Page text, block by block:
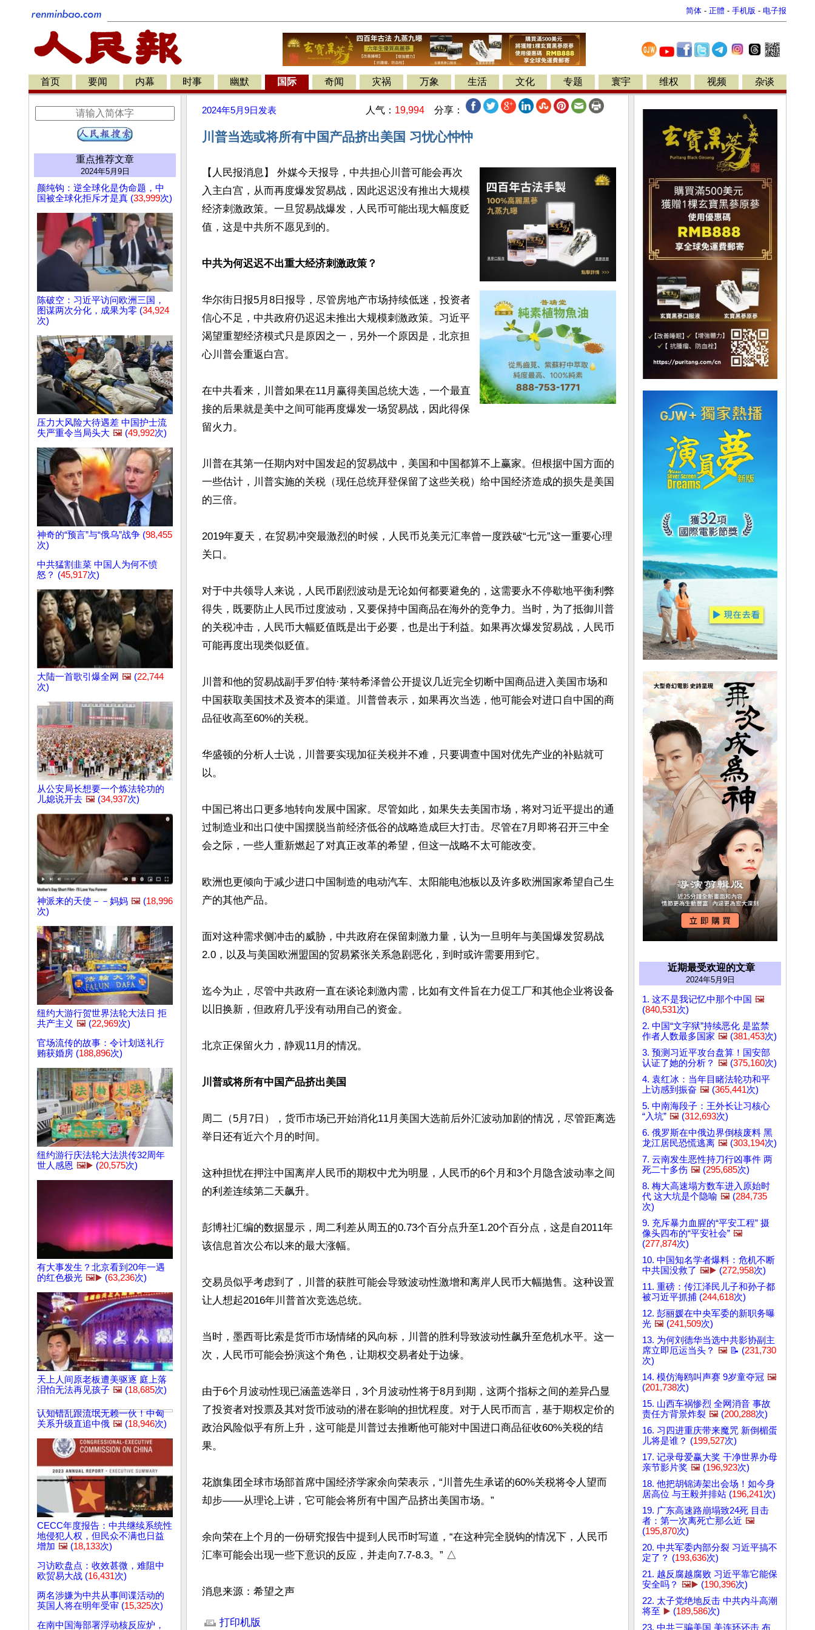
简体 - 正體 - 手机版 - 电子报
首页 要闻 内幕 时事 幽默 国际 奇闻 灾祸 万象 生活 文化 专题 寰宇 维权 视频 杂谈
重点推荐文章
2024年5月9日
颜纯钩：逆全球化是伪命题，中
国被全球化拒斥才是真 (33,999次)
陈破空：习近平访问欧洲三国，
图谋两次分化，成果为零 (34,924
次)
压力大风险大待遇差 中国护士流
失严重令当局头大 🖼️ (49,992次)
神奇的“预言”与“俄乌”战争 (98,455
次)
中共猛割韭菜 中国人为何不愤
怒？ (45,917次)
大陆一首歌引爆全网 🖼️ (22,744
次)
从公安局长想要一个炼法轮功的
儿媳说开去 🖼️ (34,937次)
神派来的天使－－妈妈 🖼️ (18,996
次)
纽约大游行贺世界法轮大法日 拒
共产主义 🖼️ (22,969次)
官场流传的故事：令计划送礼行
贿获婚房 (188,896次)
纽约游行庆法轮大法洪传32周年
世人感恩 🖼️▶️ (20,575次)
有大事发生？北京看到20年一遇
的红色极光 🖼️▶️ (63,236次)
天上人间原老板遭美驱逐 庭上落
泪怕无法再见孩子 🖼️ (18,685次)
认知错乱跟流氓无赖一伙！中匈
关系升级直追中俄 🖼️ (18,946次)
CECC年度报告：中共继续系统性
地侵犯人权，但民众不满也日益
增加 🖼️ (18,133次)
习访欧盘点：收效甚微，难阻中
欧贸易大战 (16,431次)
两名涉嫌为中共从事间谍活动的
英国人将在明年受审 (15,325次)
在南中国海部署浮动核反应炉，
2024年5月9日 发表 人气： 19,994 分享：
川普当选或将所有中国产品挤出美国 习忧心忡忡
【人民报消息】 外媒今天报导，中共担心川普可能会再次
入主白宫，从而再度爆发贸易战，因此迟迟没有推出大规模
经济刺激政策。一旦贸易战爆发，人民币可能出现大幅度贬
值，这是中共所不愿见到的。
中共为何迟迟不出重大经济刺激政策？
华尔街日报5月8日报导，尽管房地产市场持续低迷，投资者
信心不足，中共政府仍迟迟未推出大规模刺激政策。习近平
渴望重塑经济模式只是原因之一，另外一个原因是，北京担
心川普会重返白宫。
在中共看来，川普如果在11月赢得美国总统大选，一个最直
接的后果就是美中之间可能再度爆发一场贸易战，因此得保
留火力。
川普在其第一任期内对中国发起的贸易战中，美国和中国都算不上赢家。但根据中国方面的
一些估计，川普实施的关税（现任总统拜登保留了这些关税）给中国经济造成的损失是美国
的三倍。
2019年夏天，在贸易冲突最激烈的时候，人民币兑美元汇率曾一度跌破“七元”这一重要心理
关口。
对于中共领导人来说，人民币剧烈波动是无论如何都要避免的，这需要永不停歇地平衡利弊
得失，既要防止人民币过度波动，又要保持中国商品在海外的竞争力。当时，为了抵御川普
的关税冲击，人民币大幅贬值既是出于必要，也是出于利益。如果再次爆发贸易战，人民币
可能再度出现类似贬值。
川普和他的贸易战副手罗伯特·莱特希泽曾公开提议几近完全切断中国商品进入美国市场和
中国获取美国技术及资本的渠道。川普曾表示，如果再次当选，他可能会对进口自中国的商
品征收高至60%的关税。
华盛顿的分析人士说，川普要实现加征关税并不难，只要调查中国对优先产业的补贴就可
以。
中国已将出口更多地转向发展中国家。尽管如此，如果失去美国市场，将对习近平提出的通
过制造业和出口使中国摆脱当前经济低谷的战略造成巨大打击。尽管在7月即将召开三中全
会之际，一些人重新燃起了对真正改革的希望，但这一战略不太可能改变。
欧洲也更倾向于减少进口中国制造的电动汽车、太阳能电池板以及许多欧洲国家希望自己生
产的其他产品。
面对这种需求侧冲击的威胁，中共政府在保留刺激力量，认为一旦明年与美国爆发贸易战
2.0，以及与美国欧洲盟国的贸易紧张关系急剧恶化，到时或许需要用到它。
迄今为止，尽管中共政府一直在谈论刺激内需，比如有文件旨在力促工厂和其他企业将设备
以旧换新，但政府几乎没有动用自己的资金。
北京正保留火力，静观11月的情况。
川普或将所有中国产品挤出美国
周二（5月7日），货币市场已开始消化11月美国大选前后外汇波动加剧的情况，尽管距离选
举日还有近六个月的时间。
这种担忧在押注中国离岸人民币的期权中尤为明显，人民币的6个月和3个月隐含波动率之间
的利差连续第二天飙升。
彭博社汇编的数据显示，周二利差从周五的0.73个百分点升至1.20个百分点，这是自2011年
该信息首次公布以来的最大涨幅。
交易员似乎考虑到了，川普的获胜可能会导致波动性激增和离岸人民币大幅抛售。这种设置
让人想起2016年川普首次竞选总统。
当时，墨西哥比索是货币市场情绪的风向标，川普的胜利导致波动性飙升至危机水平。这一
次，人民币可能会扮演这个角色，让期权交易者处于边缘。
由于6个月波动性现已涵盖选举日，3个月波动性将于8月到期，这两个指标之间的差异凸显
了投资者对投票及其对货币波动的潜在影响的担忧程度。对于人民币而言，基于期权定价的
政治风险似乎有所上升，这可能是川普过去推断他可能对中国进口商品征收60%关税的结
果。
花旗集团全球市场部首席中国经济学家余向荣表示，“川普先生承诺的60%关税将令人望而
却步——从理论上讲，它可能会将所有中国产品挤出美国市场。”
余向荣在上个月的一份研究报告中提到人民币时写道，“在这种完全脱钩的情况下，人民币
汇率可能会出现一些下意识的反应，并走向7.7-8.3。” △
消息来源：希望之声
打印机版
近期最受欢迎的文章
2024年5月9日
1. 这不是我记忆中那个中国 🖼️
(840,531次)
2. 中国“文字狱”持续恶化 是监禁
作者人数最多国家 🖼️ (381,453次)
3. 预测习近平攻台盘算！国安部
认证了她的分析？ 🖼️ (375,160次)
4. 袁红冰：当年目睹法轮功和平
上访感到振奋 🖼️ (365,441次)
5. 中南海段子：王外长让习核心
“入坑” 🖼️ (312,693次)
6. 俄罗斯在中俄边界倒核废料 黑
龙江居民恐慌逃离 🖼️ (303,194次)
7. 云南发生恶性持刀行凶事件 两
死二十多伤 🖼️ (295,685次)
8. 梅大高速塌方数车进入原始时
代 这大坑是个隐喻 🖼️ (284,735
次)
9. 充斥暴力血腥的“平安工程” 摄
像头四布的“平安社会” 🖼️
(277,874次)
10. 中国知名学者爆料：危机不断
中共国没救了 🖼️▶️ (272,958次)
11. 重磅：传江泽民儿子和孙子都
被习近平抓捕 (244,618次)
12. 彭丽媛在中央军委的新职务曝
光 🖼️ (241,509次)
13. 为何刘德华当选中共影协副主
席立即厄运当头？ 🖼️ 📝 (231,730
次)
14. 模仿海鸥叫声赛 9岁童夺冠 🖼️
(201,738次)
15. 山西车祸惨烈 全网消音 事故
责任方背景炸裂 🖼️ (200,288次)
16. 习四进重庆带来魔咒 新倒楣蛋
儿将是谁？ (199,527次)
17. 记录母爱赢大奖 干净世界办母
亲节影片奖 🖼️ (196,923次)
18. 他把胡锦涛架出会场！如今身
居高位 与王毅并排站 (196,241次)
19. 广东高速路崩塌致24死 目击
者：第一次离死亡那么近 🖼️
(195,870次)
20. 中共军委内部分裂 习近平搞不
定了？ (193,636次)
21. 越反腐越腐败 习近平靠它能保
安全吗？ 🖼️▶️ (190,396次)
22. 太子党绝地反击 中共内斗高潮
将至 ▶️ (189,586次)
23. 中共三骗美国 美连环还击 布